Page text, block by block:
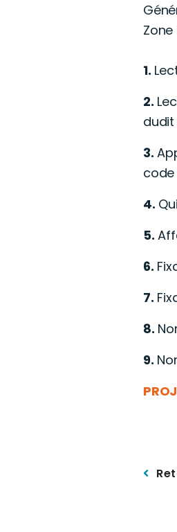
1.
2.
3.
4.
5.
6.
7.
8.
9.